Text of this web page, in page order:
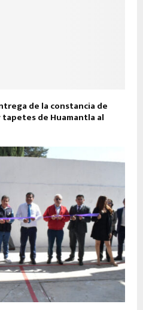
de la constancia de
de Huamantla al